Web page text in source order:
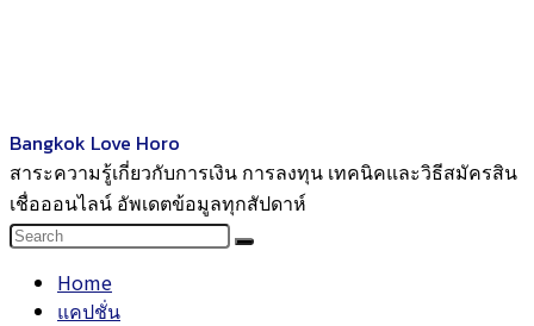
Bangkok Love Horo
สาระความรู้เกี่ยวกับการเงิน การลงทุน เทคนิคและวิธีสมัครสิน
เชื่อออนไลน์ อัพเดตข้อมูลทุกสัปดาห์
Home
แคปชั่น